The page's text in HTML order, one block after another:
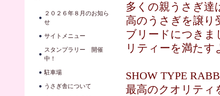
２０２６年８月のお知ら
せ
サイトメニュー
スタンプラリー 開催
中！
駐車場
うさぎ舎について
多くの親うさぎ達
高のうさぎを譲り
ブリードにつき
リティーを満た
SHOW TYPE
最高のクオリティ